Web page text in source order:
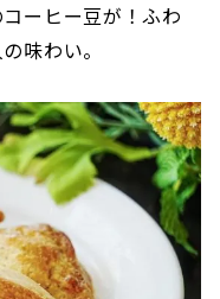
ーヒー豆が！ふわ
味わい。